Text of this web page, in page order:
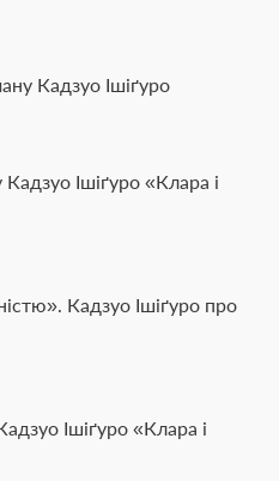
Кадзуо Ішіґуро
Ішіґуро «Клара і
Кадзуо Ішіґуро про
Ішіґуро «Клара і